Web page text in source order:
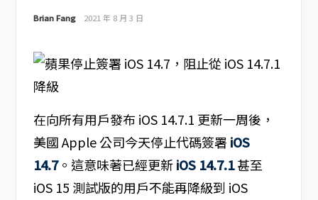
Brian Fang 2021 年 8 月 3 日
在向所有用戶發布 iOS 14.7.1 更新一周後，
美國 Apple 公司今天停止代碼簽署 iOS
14.7。這意味著已經更新iOS 14.7.1甚至
iOS 15 測試版的用戶不能再降級到 iOS